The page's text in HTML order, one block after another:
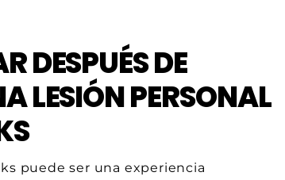
DESPUÉS DE
LESIÓN PERSONAL
puede ser una experiencia